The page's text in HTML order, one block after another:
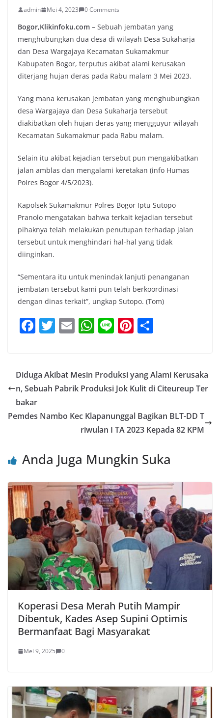
admin Mei 4, 2023 0 Comments
Bogor,Klikinfoku.com – Sebuah jembatan yang
menghubungkan dua desa di wilayah Desa Sukaharja
dan Desa Wargajaya Kecamatan Sukamakmur
Kabupaten Bogor, terputus akibat alami kerusakan
diterjang hujan deras pada Rabu malam 3 Mei 2023.
Yang mana kerusakan jembatan yang menghubungkan
desa Wargajaya dan Desa Sukaharja tersebut
diakibatkan oleh hujan deras yang mengguyur wilayah
Kecamatan Sukamakmur pada Rabu malam.
Selain itu akibat kejadian tersebut pun mengakibatkan
jalan amblas dan mengalami keretakan (info Humas
Polres Bogor 4/5/2023).
Kapolsek Sukamakmur Polres Bogor Iptu Sutopo
Pranolo mengatakan bahwa terkait kejadian tersebut
pihaknya telah melakukan penutupan terhadap jalan
tersebut untuk menghindari hal-hal yang tidak
diinginkan.
“Sementara itu untuk menindak lanjuti penanganan
jembatan tersebut kami pun telah berkoordinasi
dengan dinas terkait”, ungkap Sutopo. (Tom)
F
e
b
o
o
T
er
E
l
W
s
A
p
Li Pi
e
st
e
Diduga Akibat Mesin Produksi yang Alami Kerusaka
n, Sebuah Pabrik Produksi Jok Kulit di Citeureup Ter
bakar
Pemdes Nambo Kec Klapanunggal Bagikan BLT-DD T
riwulan I TA 2023 Kepada 82 KPM
Anda Juga Mungkin Suka
Koperasi Desa Merah Putih Mampir
Dibentuk, Kades Asep Supini Optimis
Bermanfaat Bagi Masyarakat
Mei 9, 2025 0